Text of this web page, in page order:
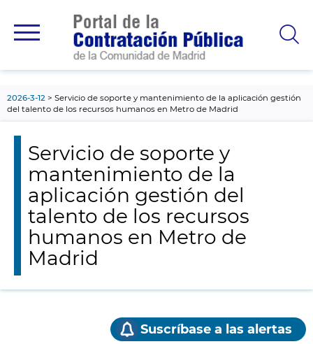
principal
2026-3-12
Servicio de soporte y mantenimiento de la aplicación gestión
del talento de los recursos humanos en Metro de Madrid
Servicio de soporte y
mantenimiento de la
aplicación gestión del
talento de los recursos
humanos en Metro de
Madrid
Suscríbase a las alertas